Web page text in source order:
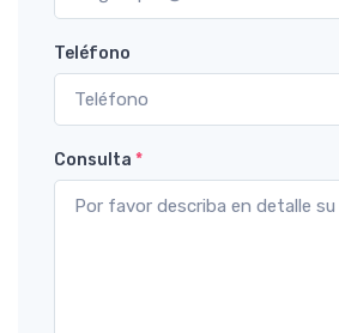
Teléfono
Consulta *